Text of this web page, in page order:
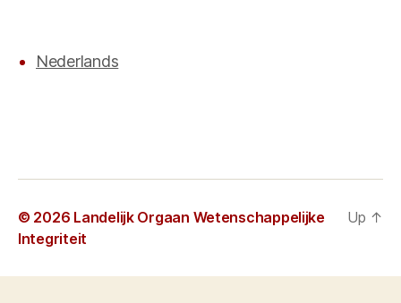
Nederlands
© 2026 Landelijk Orgaan Wetenschappelijke
Integriteit
Up ↑